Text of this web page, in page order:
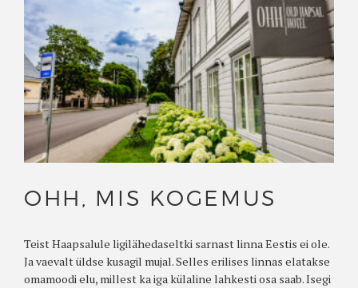
OHH, MIS KOGEMUS
Teist Haapsalule ligilähedaseltki sarnast linna Eestis ei ole.
Ja vaevalt üldse kusagil mujal. Selles erilises linnas elatakse
omamoodi elu, millest ka iga külaline lahkesti osa saab. Isegi